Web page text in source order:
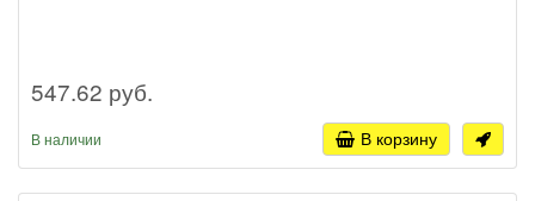
547.62 руб.
В наличии В корзину